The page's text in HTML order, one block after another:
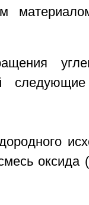
оксида